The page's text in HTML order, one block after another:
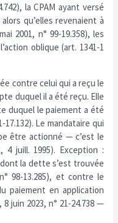
la CPAM ayant versé
qu’elles revenaient à
2001, n° 99-19.358), les
oblique (art. 1341-1
contre celui qui a reçu le
duquel il a été reçu. Elle
duquel le paiement a été
17.132). Le mandataire qui
être actionné — c’est le
4 juill. 1995). Exception :
la dette s’est trouvée
98-13.285), et contre le
paiement en application
8 juin 2023, n° 21-24.738 —